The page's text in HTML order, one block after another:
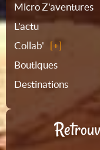
site
Micro Z'aventures
L'actu
Collab'
Boutiques
Destinations